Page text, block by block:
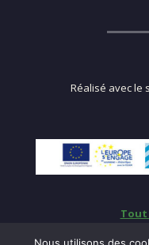
Réalisé avec le
Tout